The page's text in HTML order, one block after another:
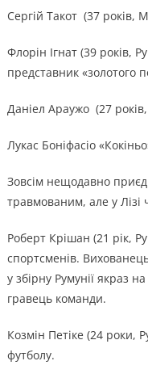
Сергій Такот (37 років,
Флорін Ігнат (39 років,
представник «золотого
Даніел Араужо (27
Лукас Боніфасіо
Зовсім нещодавно
травмованим, але у Лізі
Роберт Крішан (21 рік,
спортсменів.
у збірну Румунії якраз
гравець команди.
Козмін Петіке (24 роки,
футболу.